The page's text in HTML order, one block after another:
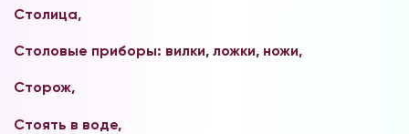
Столица,
Столовые приборы: вилки, ложки, ножи,
Сторож,
Стоять в воде,